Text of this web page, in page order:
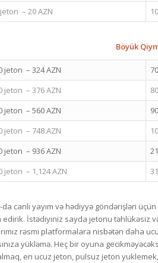
– 20 AZN
Böyük
jeton – 324 AZN
jeton – 376 AZN
jeton – 560 AZN
jeton – 748 AZN
jeton – 936 AZN
jeton – 1,124 AZN
da canlı yayım və hədiyyə göndərişləri
edirik. İstədiyiniz sayda jetonu təhlükəsiz
rəsmi platformalara nisbətən daha
yükləmə. Heç bir oyuna
en ucuz jeton, pulsuz jeton